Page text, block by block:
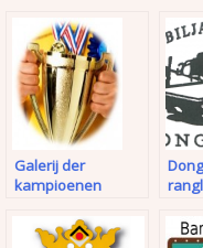
Galerij der
kampioenen